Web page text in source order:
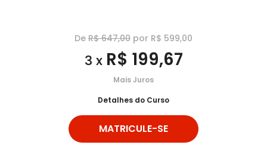
De R$ 647,00 por R$ 599,00
3 x R$ 199,67
Mais Juros
Detalhes do Curso
MATRICULE-SE